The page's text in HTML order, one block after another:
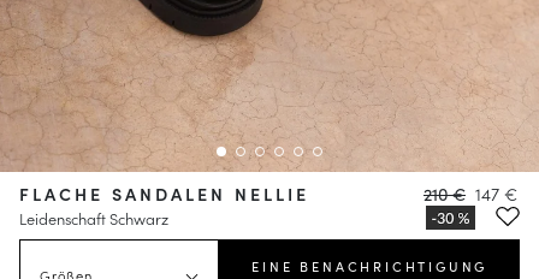
FLACHE SANDALEN NELLIE
Leidenschaft Schwarz
210 € 147 €
EINE BENACHRICHTIGUNG